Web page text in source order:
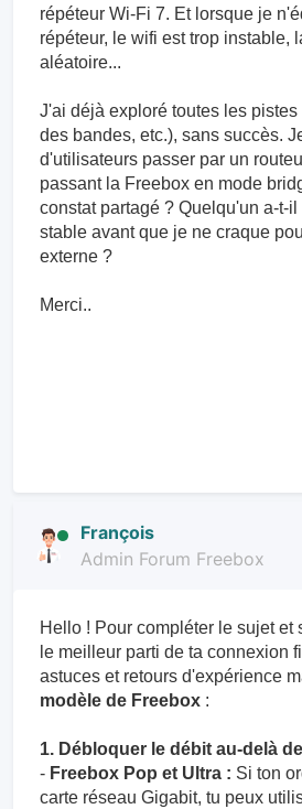
répéteur Wi-Fi 7. Et lorsque je
répéteur, le wifi est trop instable,
aléatoire...
J'ai déjà exploré toutes les pistes
des bandes, etc.), sans succès.
d'utilisateurs passer par un
passant la Freebox en mode
constat partagé ? Quelqu'un a-t-
stable avant que je ne craque
externe ?
Merci..
François
Admin Forum Freebox
Hello ! Pour compléter le sujet et
le meilleur parti de ta connexion
astuces et retours d'expérience
modèle de Freebox :
1. Débloquer le débit au-delà
- Freebox Pop et Ultra : Si ton
carte réseau Gigabit, tu peux